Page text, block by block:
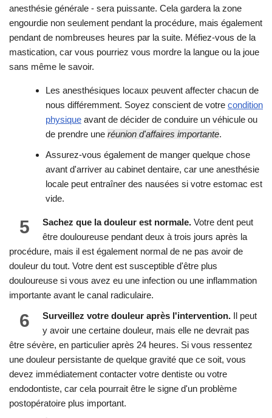
anesthésie générale - sera puissante. Cela gardera la zone
engourdie non seulement pendant la procédure, mais également
pendant de nombreuses heures par la suite. Méfiez-vous de la
mastication, car vous pourriez vous mordre la langue ou la joue
sans même le savoir.
Les anesthésiques locaux peuvent affecter chacun de
nous différemment. Soyez conscient de votre condition
physique avant de décider de conduire un véhicule ou
de prendre une réunion d'affaires importante.
Assurez-vous également de manger quelque chose
avant d'arriver au cabinet dentaire, car une anesthésie
locale peut entraîner des nausées si votre estomac est
vide.
5 Sachez que la douleur est normale. Votre dent peut
être douloureuse pendant deux à trois jours après la
procédure, mais il est également normal de ne pas avoir de
douleur du tout. Votre dent est susceptible d'être plus
douloureuse si vous avez eu une infection ou une inflammation
importante avant le canal radiculaire.
6 Surveillez votre douleur après l'intervention. Il peut
y avoir une certaine douleur, mais elle ne devrait pas
être sévère, en particulier après 24 heures. Si vous ressentez
une douleur persistante de quelque gravité que ce soit, vous
devez immédiatement contacter votre dentiste ou votre
endodontiste, car cela pourrait être le signe d'un problème
postopératoire plus important.